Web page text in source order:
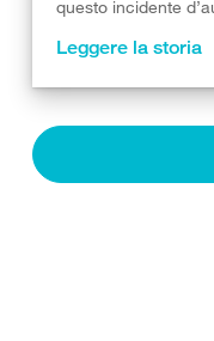
questo incidente
Leggere la storia